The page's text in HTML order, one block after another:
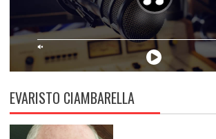
EVARISTO CIAMBARELLA